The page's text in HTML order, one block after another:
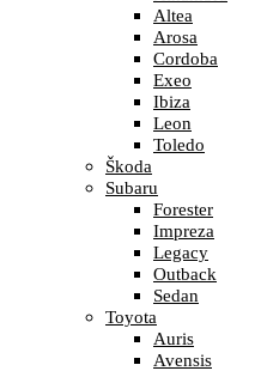
Altea
Arosa
Cordoba
Exeo
Ibiza
Leon
Toledo
Škoda
Subaru
Forester
Impreza
Legacy
Outback
Sedan
Toyota
Auris
Avensis